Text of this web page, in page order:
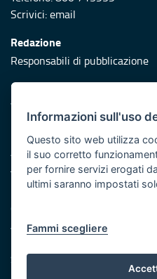
Scrivici:email
Redazione
Responsabili di pubblicazione
Protezione civile
Vai al sito di Protezione Civile
Iniziativa finanziata con
Asse XI
Note legali
Cookie e privacy
Atti di notifica
Servizi Intranet
Informazioni sull'uso
Questo sito web utilizza
il suo corretto
per fornire servizi erogati
ultimi saranno impostati
Fammi scegliere